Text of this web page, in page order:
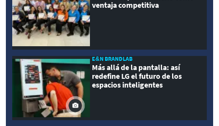
ventaja competitiva
E&N BRANDLAB
Más allá de la pantalla: así
redefine LG el futuro de los
espacios inteligentes